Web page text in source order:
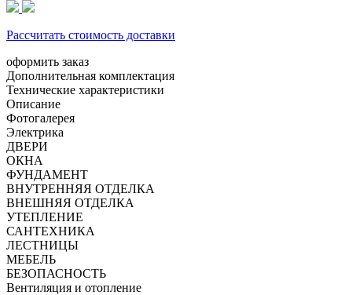
Рассчитать стоимость доставки
оформить заказ
Дополнительная комплектация
Технические характеристики
Описание
Фотогалерея
Электрика
ДВЕРИ
ОКНА
ФУНДАМЕНТ
ВНУТРЕННЯЯ ОТДЕЛКА
ВНЕШНЯЯ ОТДЕЛКА
УТЕПЛЕНИЕ
САНТЕХНИКА
ЛЕСТНИЦЫ
МЕБЕЛЬ
БЕЗОПАСНОСТЬ
Вентиляция и отопление